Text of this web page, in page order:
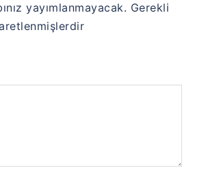
yayımlanmayacak. Gerekli